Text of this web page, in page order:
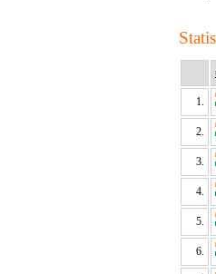
1.
2.
3.
4.
5.
6.